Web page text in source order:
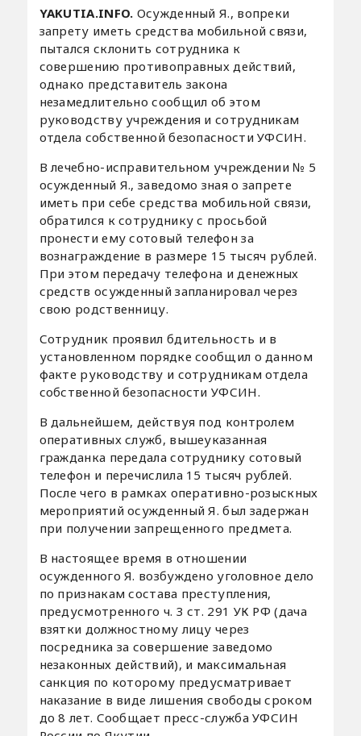
YAKUTIA.INFO. Осужденный Я., вопреки
запрету иметь средства мобильной связи,
пытался склонить сотрудника к
совершению противоправных действий,
однако представитель закона
незамедлительно сообщил об этом
руководству учреждения и сотрудникам
отдела собственной безопасности УФСИН.
В лечебно-исправительном учреждении № 5
осужденный Я., заведомо зная о запрете
иметь при себе средства мобильной связи,
обратился к сотруднику с просьбой
пронести ему сотовый телефон за
вознаграждение в размере 15 тысяч рублей.
При этом передачу телефона и денежных
средств осужденный запланировал через
свою родственницу.
Сотрудник проявил бдительность и в
установленном порядке сообщил о данном
факте руководству и сотрудникам отдела
собственной безопасности УФСИН.
В дальнейшем, действуя под контролем
оперативных служб, вышеуказанная
гражданка передала сотруднику сотовый
телефон и перечислила 15 тысяч рублей.
После чего в рамках оперативно-розыскных
мероприятий осужденный Я. был задержан
при получении запрещенного предмета.
В настоящее время в отношении
осужденного Я. возбуждено уголовное дело
по признакам состава преступления,
предусмотренного ч. 3 ст. 291 УК РФ (дача
взятки должностному лицу через
посредника за совершение заведомо
незаконных действий), и максимальная
санкция по которому предусматривает
наказание в виде лишения свободы сроком
до 8 лет. Сообщает пресс-служба УФСИН